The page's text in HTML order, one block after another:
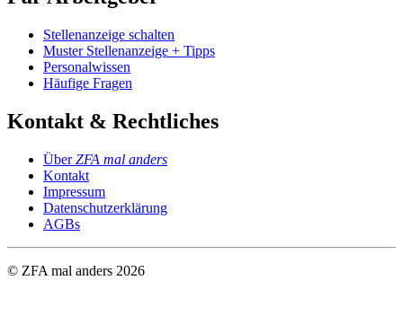
Stellenanzeige schalten
Muster Stellenanzeige + Tipps
Personalwissen
Häufige Fragen
Kontakt & Rechtliches
ÜberZFA mal anders
Kontakt
Impressum
Datenschutzerklärung
AGBs
© ZFA mal anders 2026